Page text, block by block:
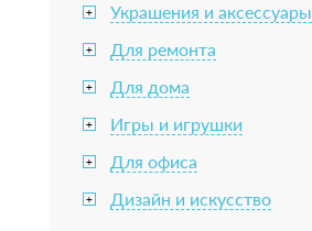
+ Украшения и аксессуары
+ Для ремонта
+ Для дома
+ Игры и игрушки
+ Для офиса
+
Дизайн и искусство